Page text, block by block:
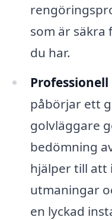
som är säkra
du har.
påbörjar ett
golvläggare
bedömning
hjälper till att
utmaningar
en lyckad